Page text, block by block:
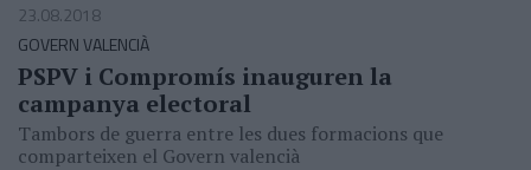
23.08.2018
GOVERN VALENCIÀ
PSPV i Compromís inauguren la
campanya electoral
Tambors de guerra entre les dues formacions que
comparteixen el Govern valencià